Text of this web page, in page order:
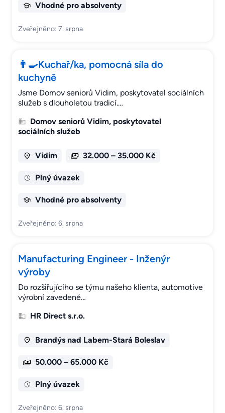
Vhodné pro absolventy
Zveřejněno: 7. srpna
👨‍🍳Kuchař/ka, pomocná síla do
kuchyně
Jsme Domov seniorů Vidim, poskytovatel sociálních
služeb s dlouholetou tradicí.…
Domov seniorů Vidim, poskytovatel
sociálních služeb
Vidim 32.000 – 35.000 Kč
Plný úvazek
Vhodné pro absolventy
Zveřejněno: 6. srpna
Manufacturing Engineer - Inženýr
výroby
Do rozšiřujícího se týmu našeho klienta, automotive
výrobní zavedené…
HR Direct s.r.o.
Brandýs nad Labem-Stará Boleslav
50.000 – 65.000 Kč
Plný úvazek
Zveřejněno: 6. srpna